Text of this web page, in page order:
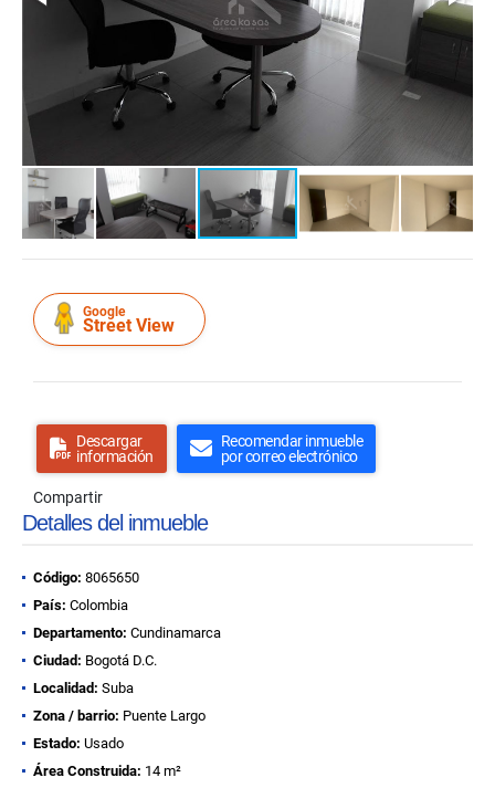
Google
Street View
Descargar
información
Recomendar inmueble
por correo electrónico
Compartir
Detalles del inmueble
Código: 8065650
País: Colombia
Departamento: Cundinamarca
Ciudad: Bogotá D.C.
Localidad: Suba
Zona / barrio: Puente Largo
Estado: Usado
Área Construida: 14 m²